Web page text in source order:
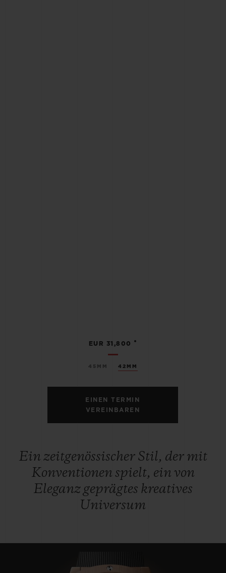
45MM 42MM
EUR 31,800 •
EINEN TERMIN
VEREINBAREN
Ein zeitgenössischer Stil, der mit
Konventionen spielt, ein von
Eleganz geprägtes kreatives
Universum